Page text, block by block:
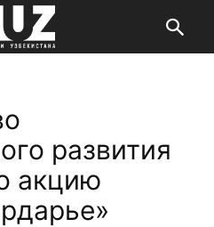
развития
акцию